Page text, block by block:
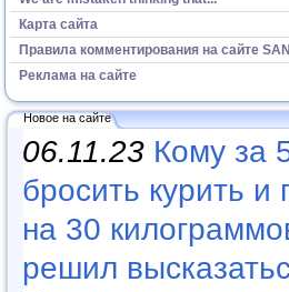
Карта сайта
Правила комментирования на сайте
Реклама на сайте
Новое на сайте
06.11.23 Кому за
бросить курить и
на 30
решил